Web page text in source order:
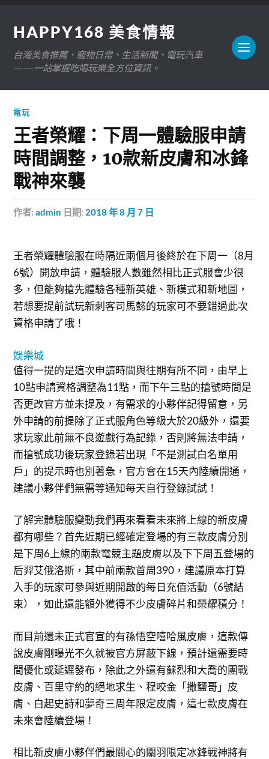
HAPPY168 美食情報
台灣美食推薦、寵物日常、生活新聞、電玩汽車
——一站掌握吃喝玩樂全方位資訊。
電玩
王者榮耀：下周一體驗服申請
時間調整，10款新皮膚和冰鋒
戰神來襲
作者:admin 日期: 2018 年 8 月 7 日
王者榮耀體驗服在時隔近兩個月後終於在下周一（8月
6號）開放申請，體驗服人數雖然相比正式服會少很
多，但能夠搶先體驗各種新英雄、新模式和新地圖，
若想要提前試玩新刺客司馬懿的玩家可不要錯過此次
資格申請了哦！
娛樂城
值得一提的是這次申請時間與往期有所不同，由早上
10點申請資格調整為11點，而下午三點的搶號時間是
否更改官方並未提及，有需求的小夥伴記得留意，另
外申請的前提除了正式服角色等級大於20級外，還要
求玩家此前無不良遊戲行為記錄，否則將無法申請，
而搶號成功後玩家登錄若出現「不是測試白名單用
戶」的提示時也別著急，官方會在15天內陸續開通，
建議小夥伴們無需等通知每天自行登錄試試！
了解完體驗服變動我們再來看看未來將上線的新皮膚
都有哪些？首先近期已經確定登場的有三款皮膚分別
是下周6上線的兩款電競主題皮膚以及下下周五登場的
后羿艾俄洛斯，其中前兩款首周390，建議原本打算
入手的玩家可參與近期開啟的每日充值活動（6號結
束），如此還能額外獲得不少皮膚碎片和榮耀積分！
而目前還未正式官宣的有孫悟空嘻哈風皮膚，這款傳
說皮膚剛曝光不久就被官方屏蔽下線，預計還需要時
間優化或延遲發布，除此之外還有蘇烈和大喬的團戰
皮膚、百里守約的絕地求生、程咬金「撒鹽哥」皮
膚、白起史詩和夢奇三周年限定皮膚，這七款皮膚在
未來會陸續登場！
相比新皮膚小夥伴們最關心的關羽限定冰鋒戰神將有